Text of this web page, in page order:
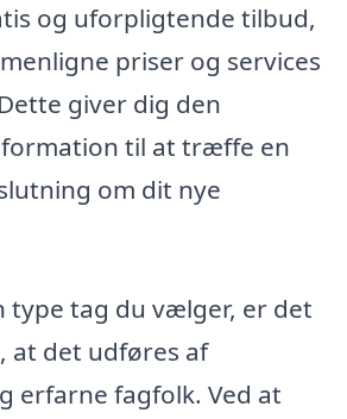
og uforpligtende tilbud,
priser og services
giver dig den
til at træffe en
om dit nye
type tag du vælger, er det
at det udføres af
erfarne fagfolk. Ved at